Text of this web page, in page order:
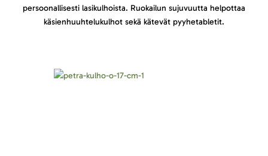
persoonallisesti lasikulhoista. Ruokailun sujuvuutta helpottaa
käsienhuuhtelukulhot sekä kätevät pyyhetabletit.